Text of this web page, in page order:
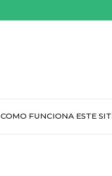
COMO FUNCIONA ESTE